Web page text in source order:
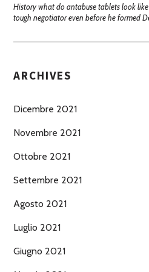
History what do antabuse tablets look
tough negotiator even before he formed
ARCHIVES
Dicembre 2021
Novembre 2021
Ottobre 2021
Settembre 2021
Agosto 2021
Luglio 2021
Giugno 2021